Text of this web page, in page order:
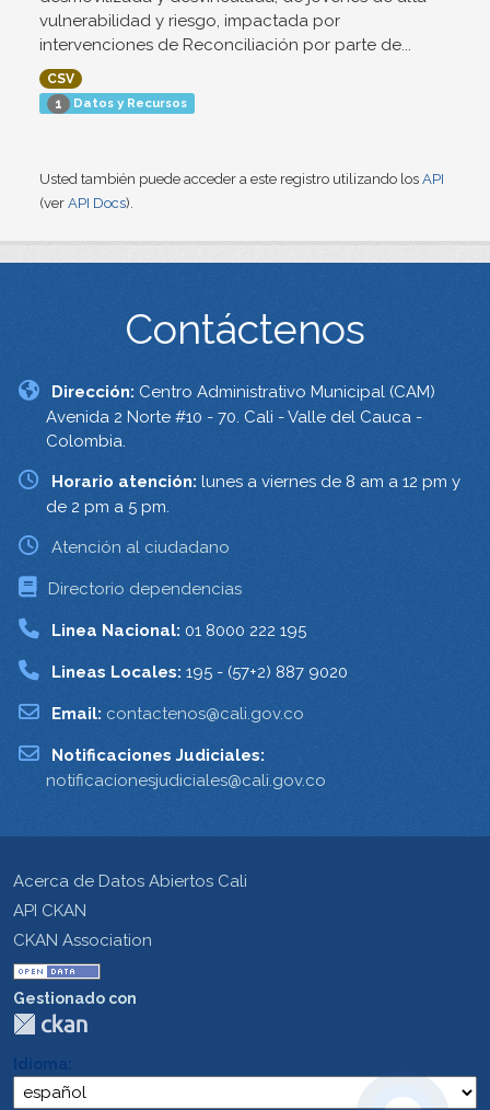
vulnerabilidad y riesgo, impactada por
intervenciones de Reconciliación por parte de...
CSV
1 Datos y Recursos
Usted también puede acceder a este registro utilizando los API
(ver API Docs).
Contáctenos
Dirección: Centro Administrativo Municipal (CAM)
Avenida 2 Norte #10 - 70. Cali - Valle del Cauca -
Colombia.
Horario atención: lunes a viernes de 8 am a 12 pm y
de 2 pm a 5 pm.
Atención al ciudadano
Directorio dependencias
Linea Nacional: 01 8000 222 195
Lineas Locales: 195 - (57+2) 887 9020
Email: contactenos@cali.gov.co
Notificaciones Judiciales:
notificacionesjudiciales@cali.gov.co
Acerca de Datos Abiertos Cali
API CKAN
CKAN Association
Gestionado con